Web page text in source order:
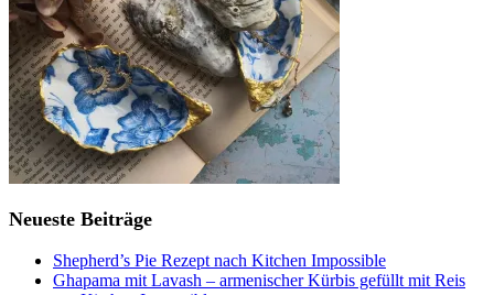
Neueste Beiträge
Shepherd’s Pie Rezept nach Kitchen Impossible
Ghapama mit Lavash – armenischer Kürbis gefüllt mit Reis